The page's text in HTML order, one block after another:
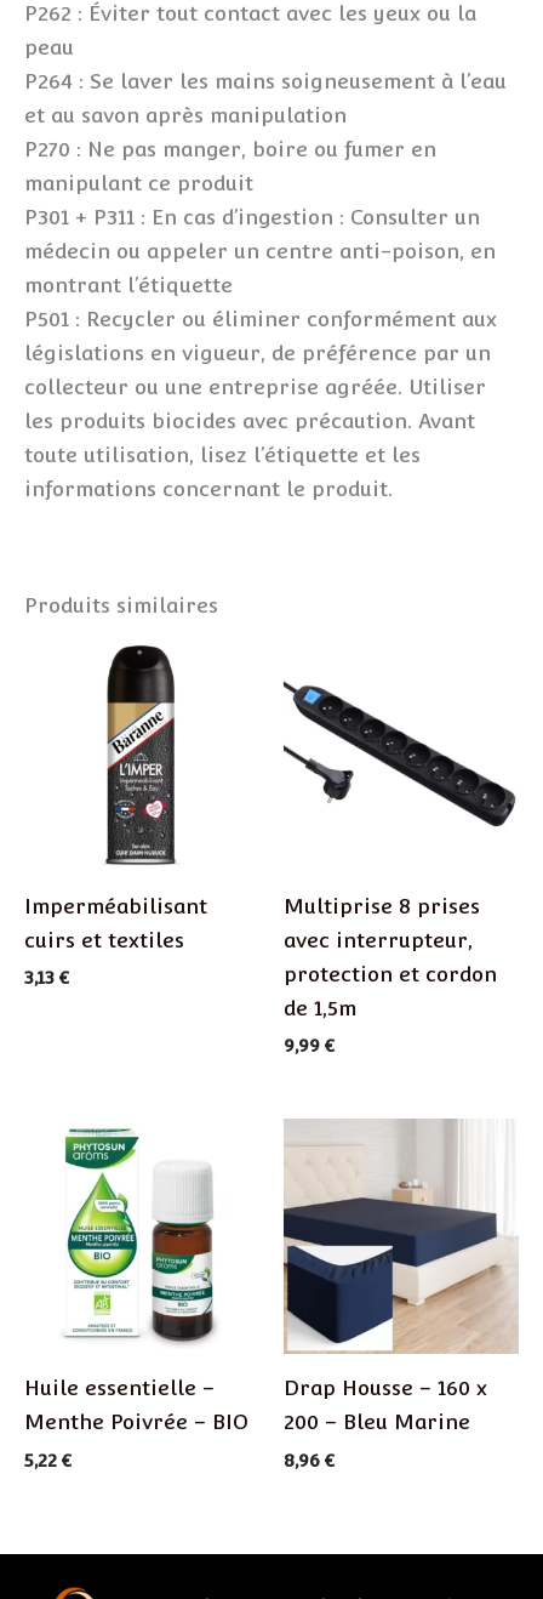
P262 : Éviter tout contact avec les yeux ou la
peau
P264 : Se laver les mains soigneusement à l’eau
et au savon après manipulation
P270 : Ne pas manger, boire ou fumer en
manipulant ce produit
P301 + P311 : En cas d’ingestion : Consulter un
médecin ou appeler un centre anti-poison, en
montrant l’étiquette
P501 : Recycler ou éliminer conformément aux
législations en vigueur, de préférence par un
collecteur ou une entreprise agréée. Utiliser
les produits biocides avec précaution. Avant
toute utilisation, lisez l’étiquette et les
informations concernant le produit.
Produits similaires
Imperméabilisant
cuirs et textiles
3,13 €
Multiprise 8 prises
avec interrupteur,
protection et cordon
de 1,5m
9,99 €
Huile essentielle –
Menthe Poivrée – BIO
5,22 €
Drap Housse – 160 x
200 – Bleu Marine
8,96 €